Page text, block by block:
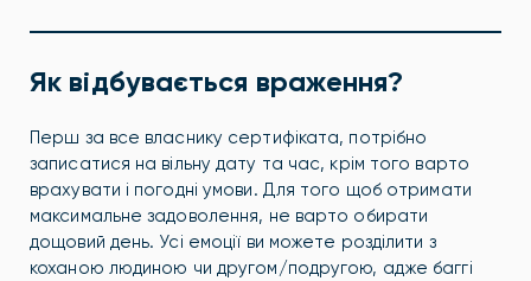
Як відбувається враження?
Перш за все власнику сертифіката, потрібно
записатися на вільну дату та час, крім того варто
врахувати і погодні умови. Для того щоб отримати
максимальне задоволення, не варто обирати
дощовий день. Усі емоції ви можете розділити з
коханою людиною чи другом/подругою, адже баггі